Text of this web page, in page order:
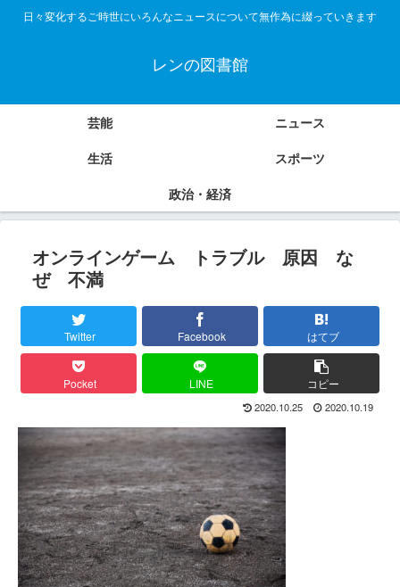
日々変化するご時世にいろんなニュースについて無作為に綴っていきます
レンの図書館
芸能
ニュース
生活
スポーツ
政治・経済
オンラインゲーム トラブル 原因 な
ぜ 不満
Twitter Facebook はてブ
Pocket LINE コピー
2020.10.25 2020.10.19